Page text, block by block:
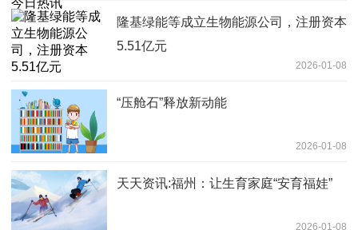
隆基绿能等成立生物能源公司，注册资本
5.51亿元
2026-01-08
“压舱石”释放新动能
2026-01-08
天天资讯:福州：让生育家庭“安育福娃”
2026-01-08